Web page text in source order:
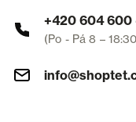
+420 604 600
(Po - Pá 8 –